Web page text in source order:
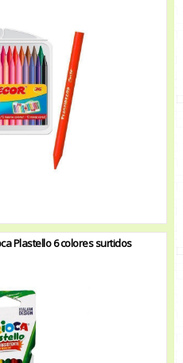
Plastello 6 colores surtidos